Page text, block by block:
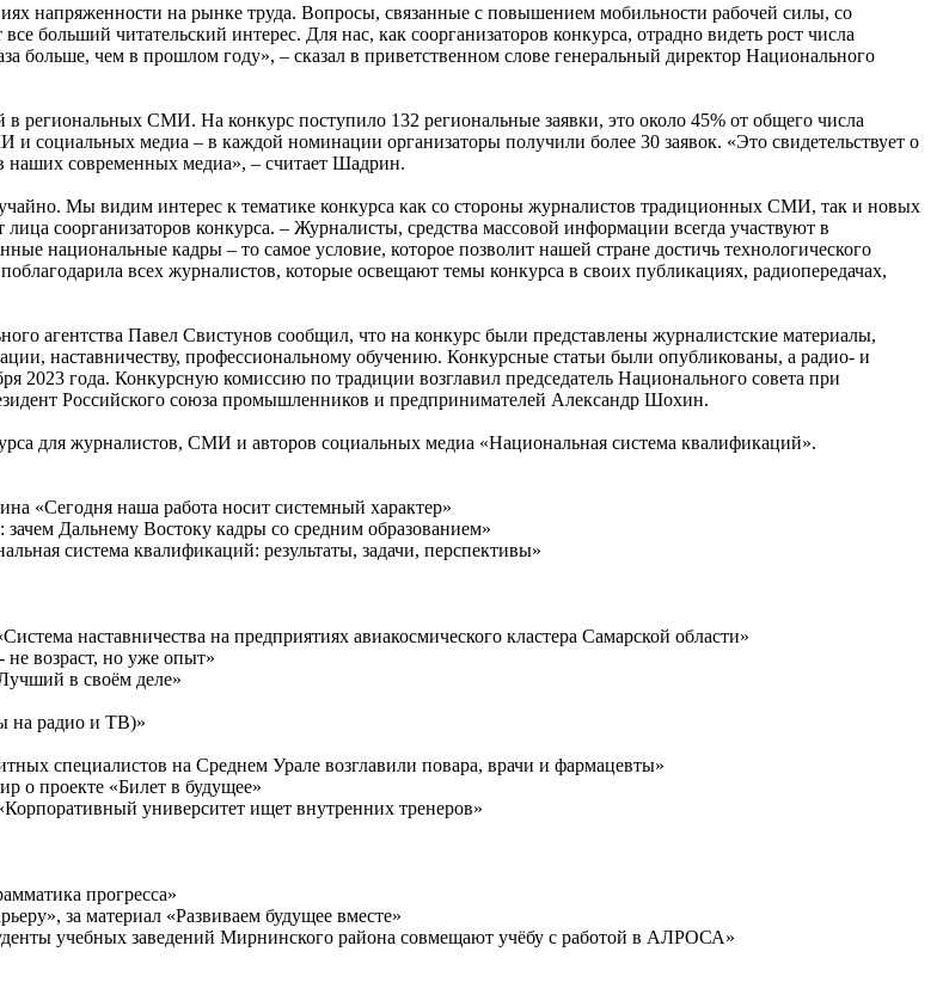
напряженности на рынке труда. Вопросы, связанные с повышением мобильности рабочей силы, со
больший читательский интерес. Для нас, как соорганизаторов конкурса, отрадно видеть рост числа
больше, чем в прошлом году», ‒ сказал в приветственном слове генеральный директор Национального
в региональных СМИ. На конкурс поступило 132 региональные заявки, это около 45% от общего числа
социальных медиа – в каждой номинации организаторы получили более 30 заявок. «Это свидетельствует о
наших современных медиа», ‒ считает Шадрин.
Мы видим интерес к тематике конкурса как со стороны журналистов традиционных СМИ, так и новых
соорганизаторов конкурса. ‒ Журналисты, средства массовой информации всегда участвуют в
национальные кадры ‒ то самое условие, которое позволит нашей стране достичь технологического
всех журналистов, которые освещают темы конкурса в своих публикациях, радиопередачах,
агентства Павел Свистунов сообщил, что на конкурс были представлены журналистские материалы,
наставничеству, профессиональному обучению. Конкурсные статьи были опубликованы, а радио- и
года. Конкурсную комиссию по традиции возглавил председатель Национального совета при
Российского союза промышленников и предпринимателей Александр Шохин.
для журналистов, СМИ и авторов социальных медиа «Национальная система квалификаций».
«Сегодня наша работа носит системный характер»
Дальнему Востоку кадры со средним образованием»
система квалификаций: результаты, задачи, перспективы»
наставничества на предприятиях авиакосмического кластера Самарской области»
не возраст, но уже опыт»
в своём деле»
на радио и ТВ)»
специалистов на Среднем Урале возглавили повара, врачи и фармацевты»
о проекте «Билет в будущее»
университет ищет внутренних тренеров»
прогресса»
за материал «Развиваем будущее вместе»
учебных заведений Мирнинского района совмещают учёбу с работой в АЛРОСА»